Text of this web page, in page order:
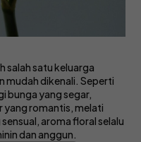
salah satu keluarga
mudah dikenali. Seperti
bunga yang segar,
yang romantis, melati
aroma floral selalu
dan anggun.